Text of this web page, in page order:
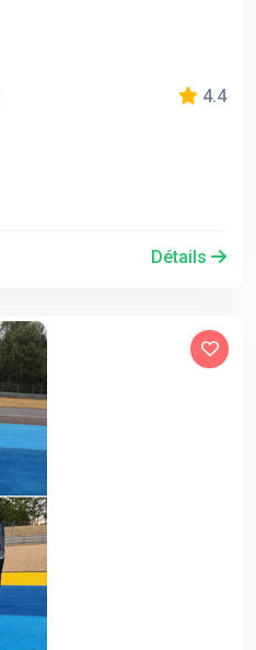
4.4
Détails